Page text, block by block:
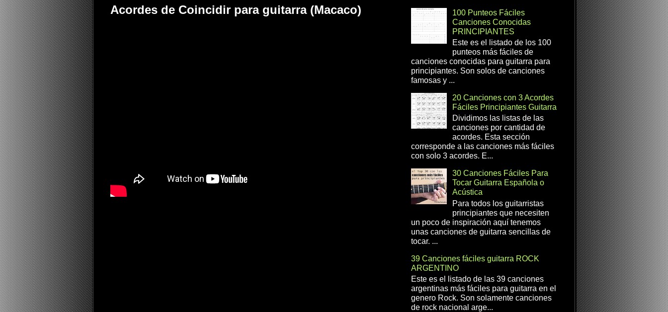
Acordes de Coincidir para guitarra (Macaco)
100 Punteos Fáciles
Canciones Conocidas
PRINCIPIANTES
Este es el listado de los 100
punteos más fáciles de
canciones conocidas para guitarra para
principiantes. Son solos de canciones
famosas y ...
20 Canciones con 3 Acordes
Fáciles Principiantes Guitarra
Dividimos las listas de las
canciones por cantidad de
acordes. Esta sección
corresponde a las canciones más fáciles
con solo 3 acordes. E...
30 Canciones Fáciles Para
Tocar Guitarra Española o
Acústica
Para todos los guitarristas
principiantes que necesiten
un poco de inspiración aquí tenemos
unas canciones de guitarra sencillas de
tocar. ...
39 Canciones fáciles guitarra ROCK
ARGENTINO
Este es el listado de las 39 canciones
argentinas más fáciles para guitarra en el
genero Rock. Son solamente canciones
de rock nacional arge...